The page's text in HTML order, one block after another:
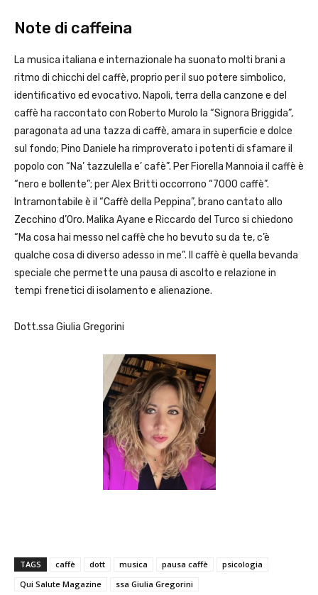
Note di caffeina
La musica italiana e internazionale ha suonato molti brani a
ritmo di chicchi del caffè, proprio per il suo potere simbolico,
identificativo ed evocativo. Napoli, terra della canzone e del
caffè ha raccontato con Roberto Murolo la “Signora Briggida”,
paragonata ad una tazza di caffè, amara in superficie e dolce
sul fondo; Pino Daniele ha rimproverato i potenti di sfamare il
popolo con “Na’ tazzulella e’ cafè”. Per Fiorella Mannoia il caffè è
“nero e bollente”; per Alex Britti occorrono “7000 caffè”.
Intramontabile è il “Caffè della Peppina”, brano cantato allo
Zecchino d’Oro. Malika Ayane e Riccardo del Turco si chiedono
“Ma cosa hai messo nel caffè che ho bevuto su da te, c’è
qualche cosa di diverso adesso in me”. Il caffè è quella bevanda
speciale che permette una pausa di ascolto e relazione in
tempi frenetici di isolamento e alienazione.
Dott.ssa Giulia Gregorini
TAGS caffè dott musica pausa caffè
psicologia
Qui Salute Magazine
ssa Giulia Gregorini